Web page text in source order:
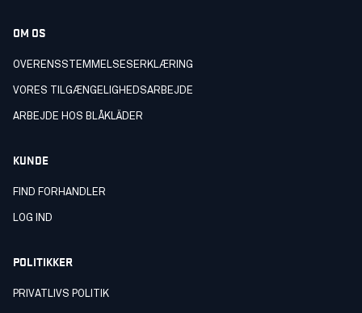
OM OS
OVERENSSTEMMELSESERKLÆRING
VORES TILGÆNGELIGHEDSARBEJDE
ARBEJDE HOS BLÅKLÄDER
KUNDE
FIND FORHANDLER
LOG IND
POLITIKKER
PRIVATLIVS POLITIK